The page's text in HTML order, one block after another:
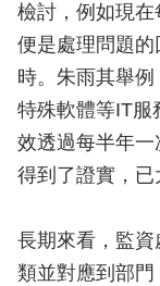
檢討，例如現
便是處理問題
時。朱雨其舉
特殊軟體等IT服
效透過每半年
得到了證實，已
長期來看，監
類並對應到部門